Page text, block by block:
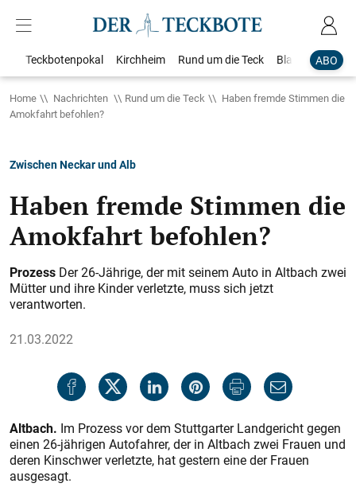
ABO
Teckbotenpokal Kirchheim Rund um die Teck Blaulicht
Home Nachrichten Rund um die Teck
Haben fremde Stimmen die
Amokfahrt befohlen?
Zwischen Neckar und Alb
Haben fremde Stimmen die
Amokfahrt befohlen?
Prozess Der 26-Jährige, der mit seinem Auto in Altbach zwei
Mütter und ihre Kinder verletzte, muss sich jetzt
verantworten.
21.03.2022
Altbach. Im Prozess vor dem Stuttgarter Landgericht gegen
einen 26-jährigen Autofahrer, der in Altbach zwei Frauen und
deren Kinschwer verletzte, hat gestern eine der Frauen
ausgesagt.